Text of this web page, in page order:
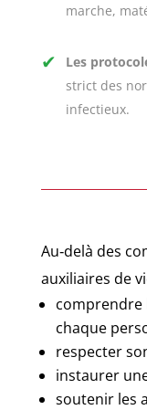
marche,
✔ Les
strict des
infectieux.
Au‑delà des
auxiliaires de
comprendre
chaque
respecter
instaurer
soutenir les